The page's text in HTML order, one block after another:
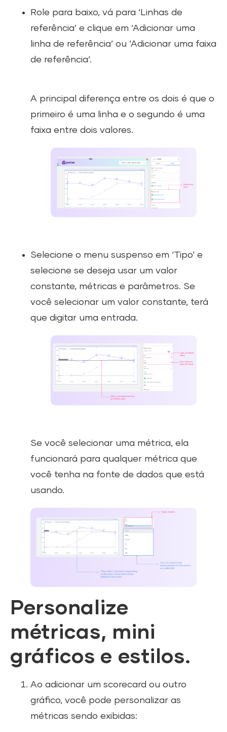
Role para baixo, vá para ‘Linhas de
referência’ e clique em ‘Adicionar uma
linha de referência’ ou ‘Adicionar uma faixa
de referência’.
A principal diferença entre os dois é que o
primeiro é uma linha e o segundo é uma
faixa entre dois valores.
Selecione o menu suspenso em ‘Tipo’ e
selecione se deseja usar um valor
constante, métricas e parâmetros. Se
você selecionar um valor constante, terá
que digitar uma entrada.
Se você selecionar uma métrica, ela
funcionará para qualquer métrica que
você tenha na fonte de dados que está
usando.
Personalize
métricas, mini
gráficos e estilos.
Ao adicionar um scorecard ou outro
gráfico, você pode personalizar as
métricas sendo exibidas: